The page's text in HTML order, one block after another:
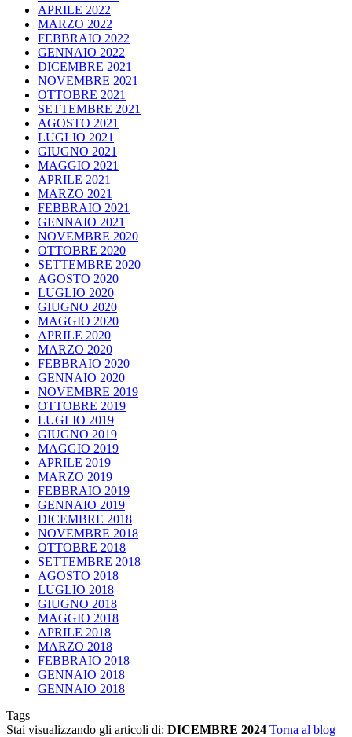
APRILE 2022
MARZO 2022
FEBBRAIO 2022
GENNAIO 2022
DICEMBRE 2021
NOVEMBRE 2021
OTTOBRE 2021
SETTEMBRE 2021
AGOSTO 2021
LUGLIO 2021
GIUGNO 2021
MAGGIO 2021
APRILE 2021
MARZO 2021
FEBBRAIO 2021
GENNAIO 2021
NOVEMBRE 2020
OTTOBRE 2020
SETTEMBRE 2020
AGOSTO 2020
LUGLIO 2020
GIUGNO 2020
MAGGIO 2020
APRILE 2020
MARZO 2020
FEBBRAIO 2020
GENNAIO 2020
NOVEMBRE 2019
OTTOBRE 2019
LUGLIO 2019
GIUGNO 2019
MAGGIO 2019
APRILE 2019
MARZO 2019
FEBBRAIO 2019
GENNAIO 2019
DICEMBRE 2018
NOVEMBRE 2018
OTTOBRE 2018
SETTEMBRE 2018
AGOSTO 2018
LUGLIO 2018
GIUGNO 2018
MAGGIO 2018
APRILE 2018
MARZO 2018
FEBBRAIO 2018
GENNAIO 2018
GENNAIO 2018
Tags
Stai visualizzando gli articoli di: DICEMBRE 2024 Torna al blog